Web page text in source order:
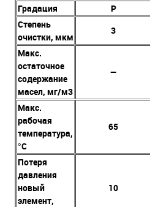
Градация
P
Степень
очистки, мкм
3
Макс.
остаточное
содержание
масел, мг/м3
—
Макс.
рабочая
температура,
°C
65
Потеря
давления
новый
элемент,
10